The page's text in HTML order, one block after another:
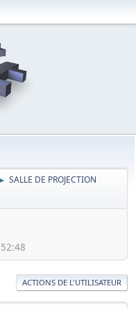
► SALLE DE PROJECTION
ACTIONS DE L'UTILISATEUR